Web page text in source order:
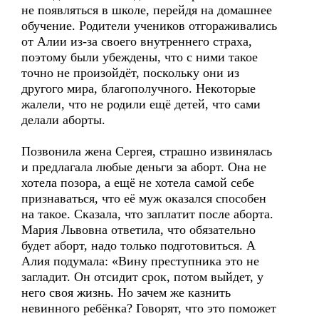
не появляться в школе, перейдя на домашнее
обучение. Родители учеников отгораживались
от Алии из-за своего внутреннего страха,
поэтому были убеждены, что с ними такое
точно не произойдёт, поскольку они из
другого мира, благополучного. Некоторые
жалели, что не родили ещё детей, что сами
делали аборты.
Позвонила жена Сергея, страшно извинялась
и предлагала любые деньги за аборт. Она не
хотела позора, а ещё не хотела самой себе
признаваться, что её муж оказался способен
на такое. Сказала, что заплатит после аборта.
Мария Львовна ответила, что обязательно
будет аборт, надо только подготовиться. А
Алия подумала: «Вину преступника это не
загладит. Он отсидит срок, потом выйдет, у
него своя жизнь. Но зачем же казнить
невинного ребёнка? Говорят, что это поможет